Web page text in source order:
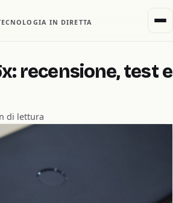
IN DIRETTA
recensione, test e
di lettura